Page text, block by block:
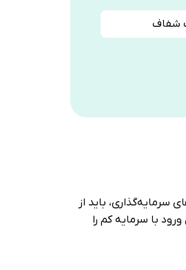
شفاف
باید از
با سرمایه کم را